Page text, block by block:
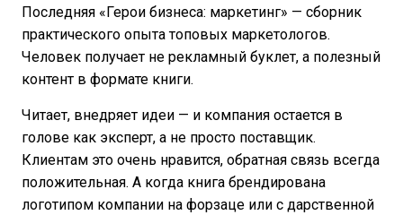
Последняя «Герои бизнеса: маркетинг» — сборник
практического опыта топовых маркетологов.
Человек получает не рекламный буклет, а полезный
контент в формате книги.
Читает, внедряет идеи — и компания остается в
голове как эксперт, а не просто поставщик.
Клиентам это очень нравится, обратная связь всегда
положительная. А когда книга брендирована
логотипом компании на форзаце или с дарственной